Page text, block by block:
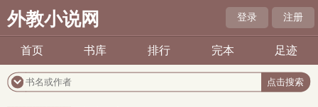
外教小说网 登录 注册
首页 书库 排行 完本 足迹